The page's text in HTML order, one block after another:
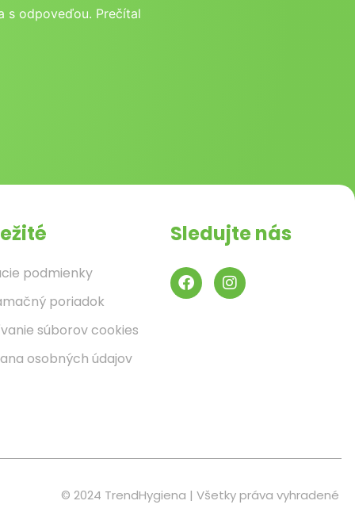
s odpoveďou. Prečítal
podmienky
poriadok
súborov cookies
osobných údajov
Sledujte nás
© 2024 TrendHygiena | Všetky práva vyhradené